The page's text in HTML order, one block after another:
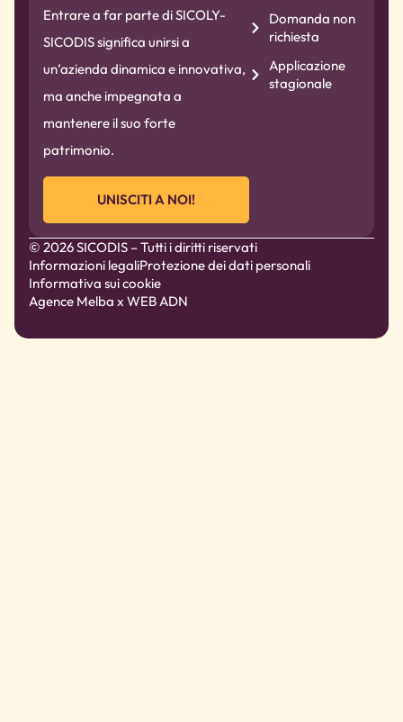
Entrare a far parte di SICOLY-
SICODIS significa unirsi a
un’azienda dinamica e innovativa,
ma anche impegnata a
mantenere il suo forte
patrimonio.
UNISCITI A NOI!
Domanda non
richiesta
Applicazione
stagionale
© 2026 SICODIS – Tutti i diritti riservati
Informazioni legaliProtezione dei dati personali
Informativa sui cookie
Agence Melba x WEB ADN